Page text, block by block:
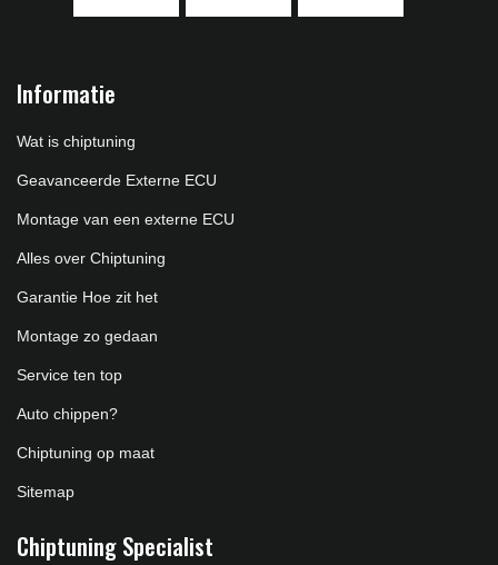
Informatie
Wat is chiptuning
Geavanceerde Externe ECU
Montage van een externe ECU
Alles over Chiptuning
Garantie Hoe zit het
Montage zo gedaan
Service ten top
Auto chippen?
Chiptuning op maat
Sitemap
Chiptuning Specialist